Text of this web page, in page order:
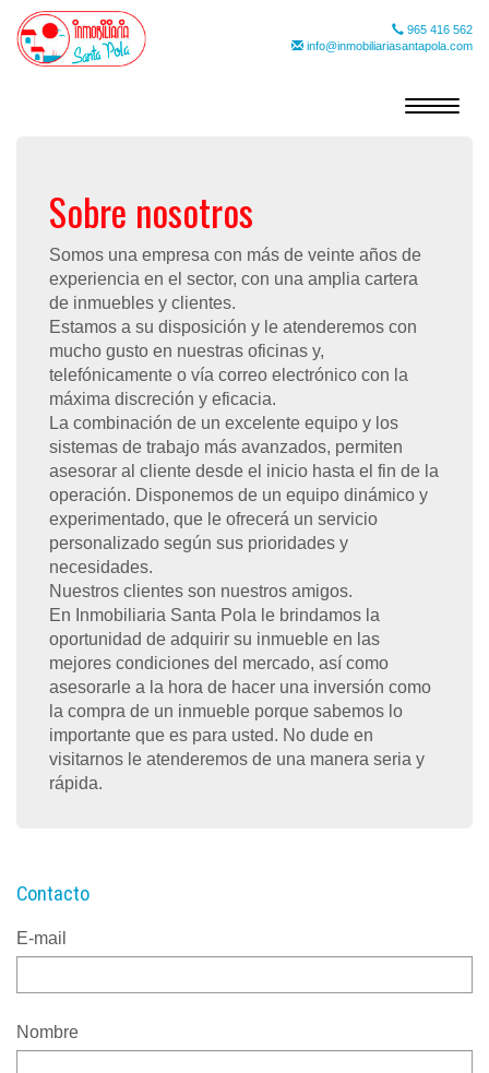
965 416 562
info@inmobiliariasantapola.com
Toggle
Sobre nosotros
Somos una empresa con más de veinte años de
experiencia en el sector, con una amplia cartera
de inmuebles y clientes.
Estamos a su disposición y le atenderemos con
mucho gusto en nuestras oficinas y,
telefónicamente o vía correo electrónico con la
máxima discreción y eficacia.
La combinación de un excelente equipo y los
sistemas de trabajo más avanzados, permiten
asesorar al cliente desde el inicio hasta el fin de la
operación. Disponemos de un equipo dinámico y
experimentado, que le ofrecerá un servicio
personalizado según sus prioridades y
necesidades.
Nuestros clientes son nuestros amigos.
En Inmobiliaria Santa Pola le brindamos la
oportunidad de adquirir su inmueble en las
mejores condiciones del mercado, así como
asesorarle a la hora de hacer una inversión como
la compra de un inmueble porque sabemos lo
importante que es para usted. No dude en
visitarnos le atenderemos de una manera seria y
rápida.
Contacto
E-mail
Nombre